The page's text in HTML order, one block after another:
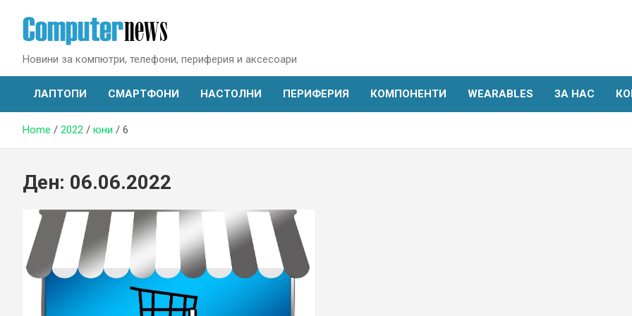
content
Новини за компютри, телефони, периферия и аксесоари
ЛАПТОПИ СМАРТФОНИ НАСТОЛНИ ПЕРИФЕРИЯ КОМПОНЕНТИ WEARABLES ЗА НАС
Home 2022 юни 6
Ден: 06.06.2022